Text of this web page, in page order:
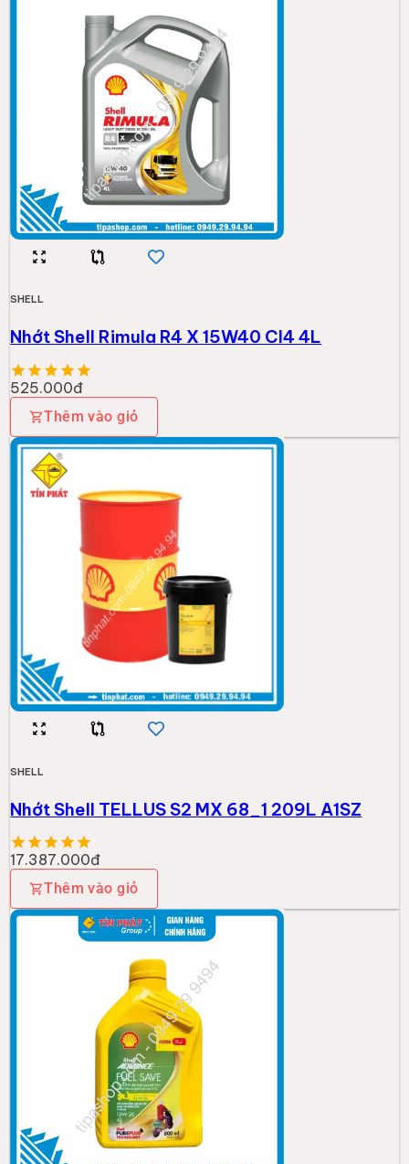
Thêm vào giỏ
SHELL
Nhớt Shell TELLUS S2 MX 68_1 209L A1SZ
17.387.000đ
Thêm vào giỏ
-8%
SHELL
Shell ADV 4T Fuel Save SCOOTER 10W-30
140.000đ
Thêm vào giỏ